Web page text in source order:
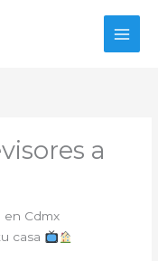
a
en Cdmx
casa